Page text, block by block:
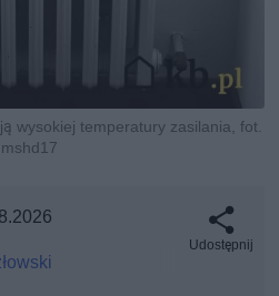
wysokiej temperatury zasilania, fot.
mshd17
Udostępnij